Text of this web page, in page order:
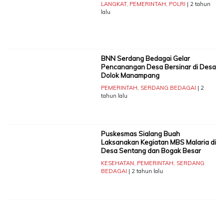
LANGKAT, PEMERINTAH, POLRI | 2 tahun
lalu
BNN Serdang Bedagai Gelar
Pencanangan Desa Bersinar di Desa
Dolok Manampang
PEMERINTAH, SERDANG BEDAGAI | 2
tahun lalu
Puskesmas Sialang Buah
Laksanakan Kegiatan MBS Malaria di
Desa Sentang dan Bogak Besar
KESEHATAN, PEMERINTAH, SERDANG
BEDAGAI | 2 tahun lalu